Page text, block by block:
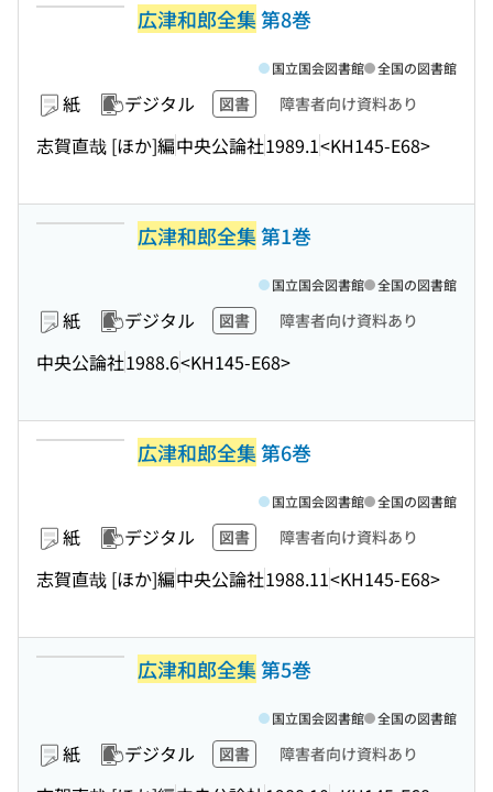
広津和郎全集第8巻
紙 デジタル 図書 障害者向け資料あり
志賀直哉 [ほか]編中央公論社1989.1<KH145-E68>
国立国会図書館 全国の図書館
広津和郎全集第1巻
紙 デジタル 図書 障害者向け資料あり
中央公論社1988.6<KH145-E68>
国立国会図書館 全国の図書館
広津和郎全集第6巻
紙 デジタル 図書 障害者向け資料あり
志賀直哉 [ほか]編中央公論社1988.11<KH145-E68>
国立国会図書館 全国の図書館
広津和郎全集第5巻
紙 デジタル 図書 障害者向け資料あり
国立国会図書館 全国の図書館